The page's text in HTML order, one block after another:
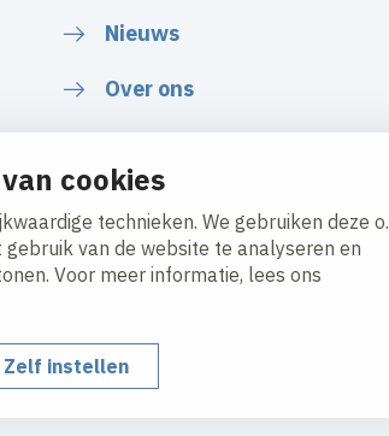
cookies
technieken. We gebruiken deze
van de website te analyseren en
Voor meer informatie, lees ons
Zelf instellen
Nieuws
Over ons
policyResponsible disclosure